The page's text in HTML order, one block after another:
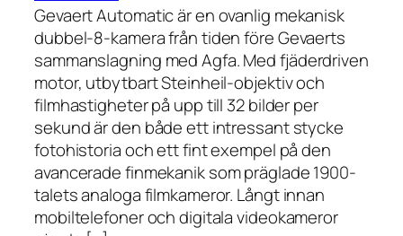
Gevaert Automatic är en ovanlig mekanisk
dubbel-8-kamera från tiden före Gevaerts
sammanslagning med Agfa. Med fjäderdriven
motor, utbytbart Steinheil-objektiv och
filmhastigheter på upp till 32 bilder per
sekund är den både ett intressant stycke
fotohistoria och ett fint exempel på den
avancerade finmekanik som präglade 1900-
talets analoga filmkameror. Långt innan
mobiltelefoner och digitala videokameror